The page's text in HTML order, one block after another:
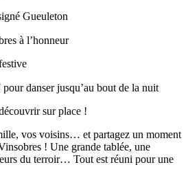
Gueuleton
à l’honneur
danser jusqu’au bout de la nuit
sur place !
vos voisins… et partagez un moment
! Une grande tablée, une
du terroir… Tout est réuni pour une